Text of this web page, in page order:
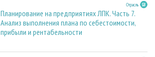
Отрасль
Планирование на предприятиях ЛПК. Часть 7.
Анализ выполнения плана по себестоимости,
прибыли и рентабельности